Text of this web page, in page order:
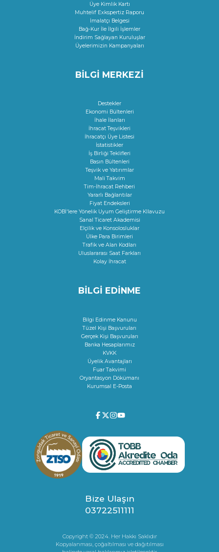
Üye Kimlik Kartı
Muhtelif Exkspertiz Raporu
İmalatçı Belgesi
Bağ-Kur İle İlgili İşlemler
İndirim Sağlayan Kuruluşlar
Üyelerimizin Kampanyaları
BİLGİ MERKEZİ
Destekler
Ekonomi Bültenleri
İhale İlanları
İhracat Teşvikleri
İhracatçı Üye Listesi
İstatistikler
İş Birliği Teklifleri
Basın Bültenleri
Teşvik ve Yatırımlar
Mali Takvim
Tim-İhracat Rehberi
Yararlı Bağlantılar
Fiyat Endeksleri
KOBİ'lere Yönelik Uyum Geliştirme KIlavuzu
Sanal Ticaret Akademisi
Elçilik ve Konsolosluklar
Ülke Para Birimleri
Trafik ve Alan Kodları
Uluslararası Saat Farkları
Kolay İhracat
BİLGİ EDİNME
Bilgi Edinme Kanunu
Tüzel Kişi Başvuruları
Gerçek Kişi Başvuruları
Banka Hesaplarımız
KVKK
Üyelik Avantajları
Fuar Takvimi
Oryantasyon Dökümanı
Kurumsal E-Posta
Bize Ulaşın
03722511111
Copyright © 2024. Her Hakkı Saklıdır
Kopyalanması, çoğaltılması ve dağıtılması